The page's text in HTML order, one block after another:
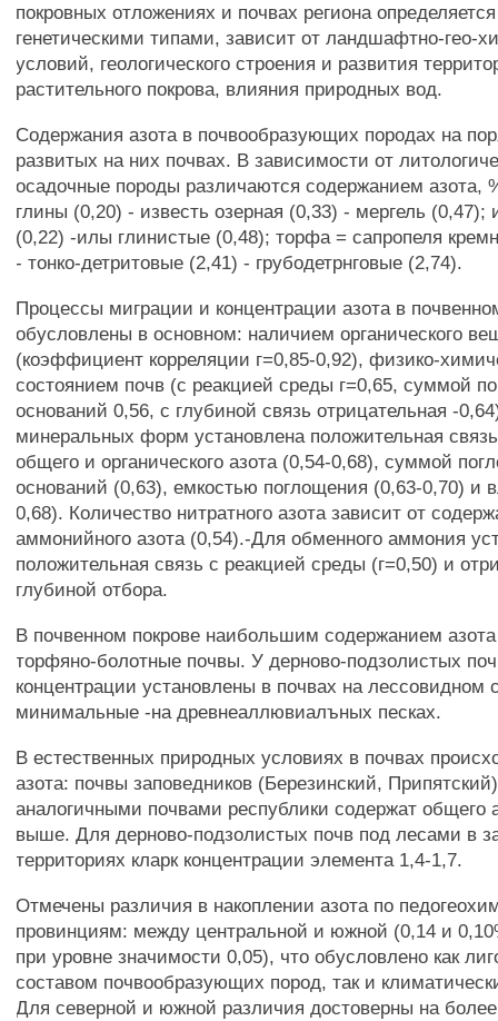
покровных отложениях и почвах региона
генетическими типами, зависит от ландшафтно-гео-
условий, геологического строения и развития
растительного покрова, влияния природных вод.
Содержания азота в почвообразующих породах на
развитых на них почвах. В зависимости от
осадочные породы различаются содержанием азота,
глины (0,20) - известь озерная (0,33) - мергель
(0,22) -илы глинистые (0,48); торфа = сапропеля
- тонко-детритовые (2,41) - грубодетрнговые (2,74).
Процессы миграции и концентрации азота в
обусловлены в основном: наличием органического
(коэффициент корреляции г=0,85-0,92), физико-
состоянием почв (с реакцией среды г=0,65, суммой
оснований 0,56, с глубиной связь отрицательная -
минеральных форм установлена положительная
общего и органического азота (0,54-0,68), суммой
оснований (0,63), емкостью поглощения (0,63-0,70) и
0,68). Количество нитратного азота зависит от
аммонийного азота (0,54).-Для обменного аммония
положительная связь с реакцией среды (г=0,50) и
глубиной отбора.
В почвенном покрове наибольшим содержанием
торфяно-болотные почвы. У дерново-подзолистых
концентрации установлены в почвах на лессовидном
минимальные -на древнеаллювиалъных песках.
В естественных природных условиях в почвах
азота: почвы заповедников (Березинский,
аналогичными почвами республики содержат общего
выше. Для дерново-подзолистых почв под лесами в
территориях кларк концентрации элемента 1,4-1,7.
Отмечены различия в накоплении азота по
провинциям: между центральной и южной (0,14 и
при уровне значимости 0,05), что обусловлено как
составом почвообразующих пород, так и
Для северной и южной различия достоверны на